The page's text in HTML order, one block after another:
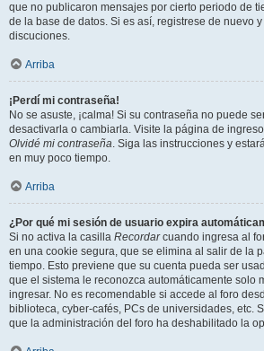
que no publicaron mensajes por cierto periodo de
de la base de datos. Si es así, registrese de nuevo
discuciones.
Arriba
¡Perdí mi contraseña!
No se asuste, ¡calma! Si su contraseña no puede
desactivarla o cambiarla. Visite la página de
Olvidé mi contraseña. Siga las instrucciones y
en muy poco tiempo.
Arriba
¿Por qué mi sesión de usuario expira
Si no activa la casilla Recordarcuando ingresa al
en una cookie segura, que se elimina al salir de la
tiempo. Esto previene que su cuenta pueda ser
que el sistema le reconozca automáticamente solo
ingresar. No es recomendable si accede al foro
biblioteca, cyber-cafés, PCs de universidades, etc.
que la administración del foro ha deshabilitado la